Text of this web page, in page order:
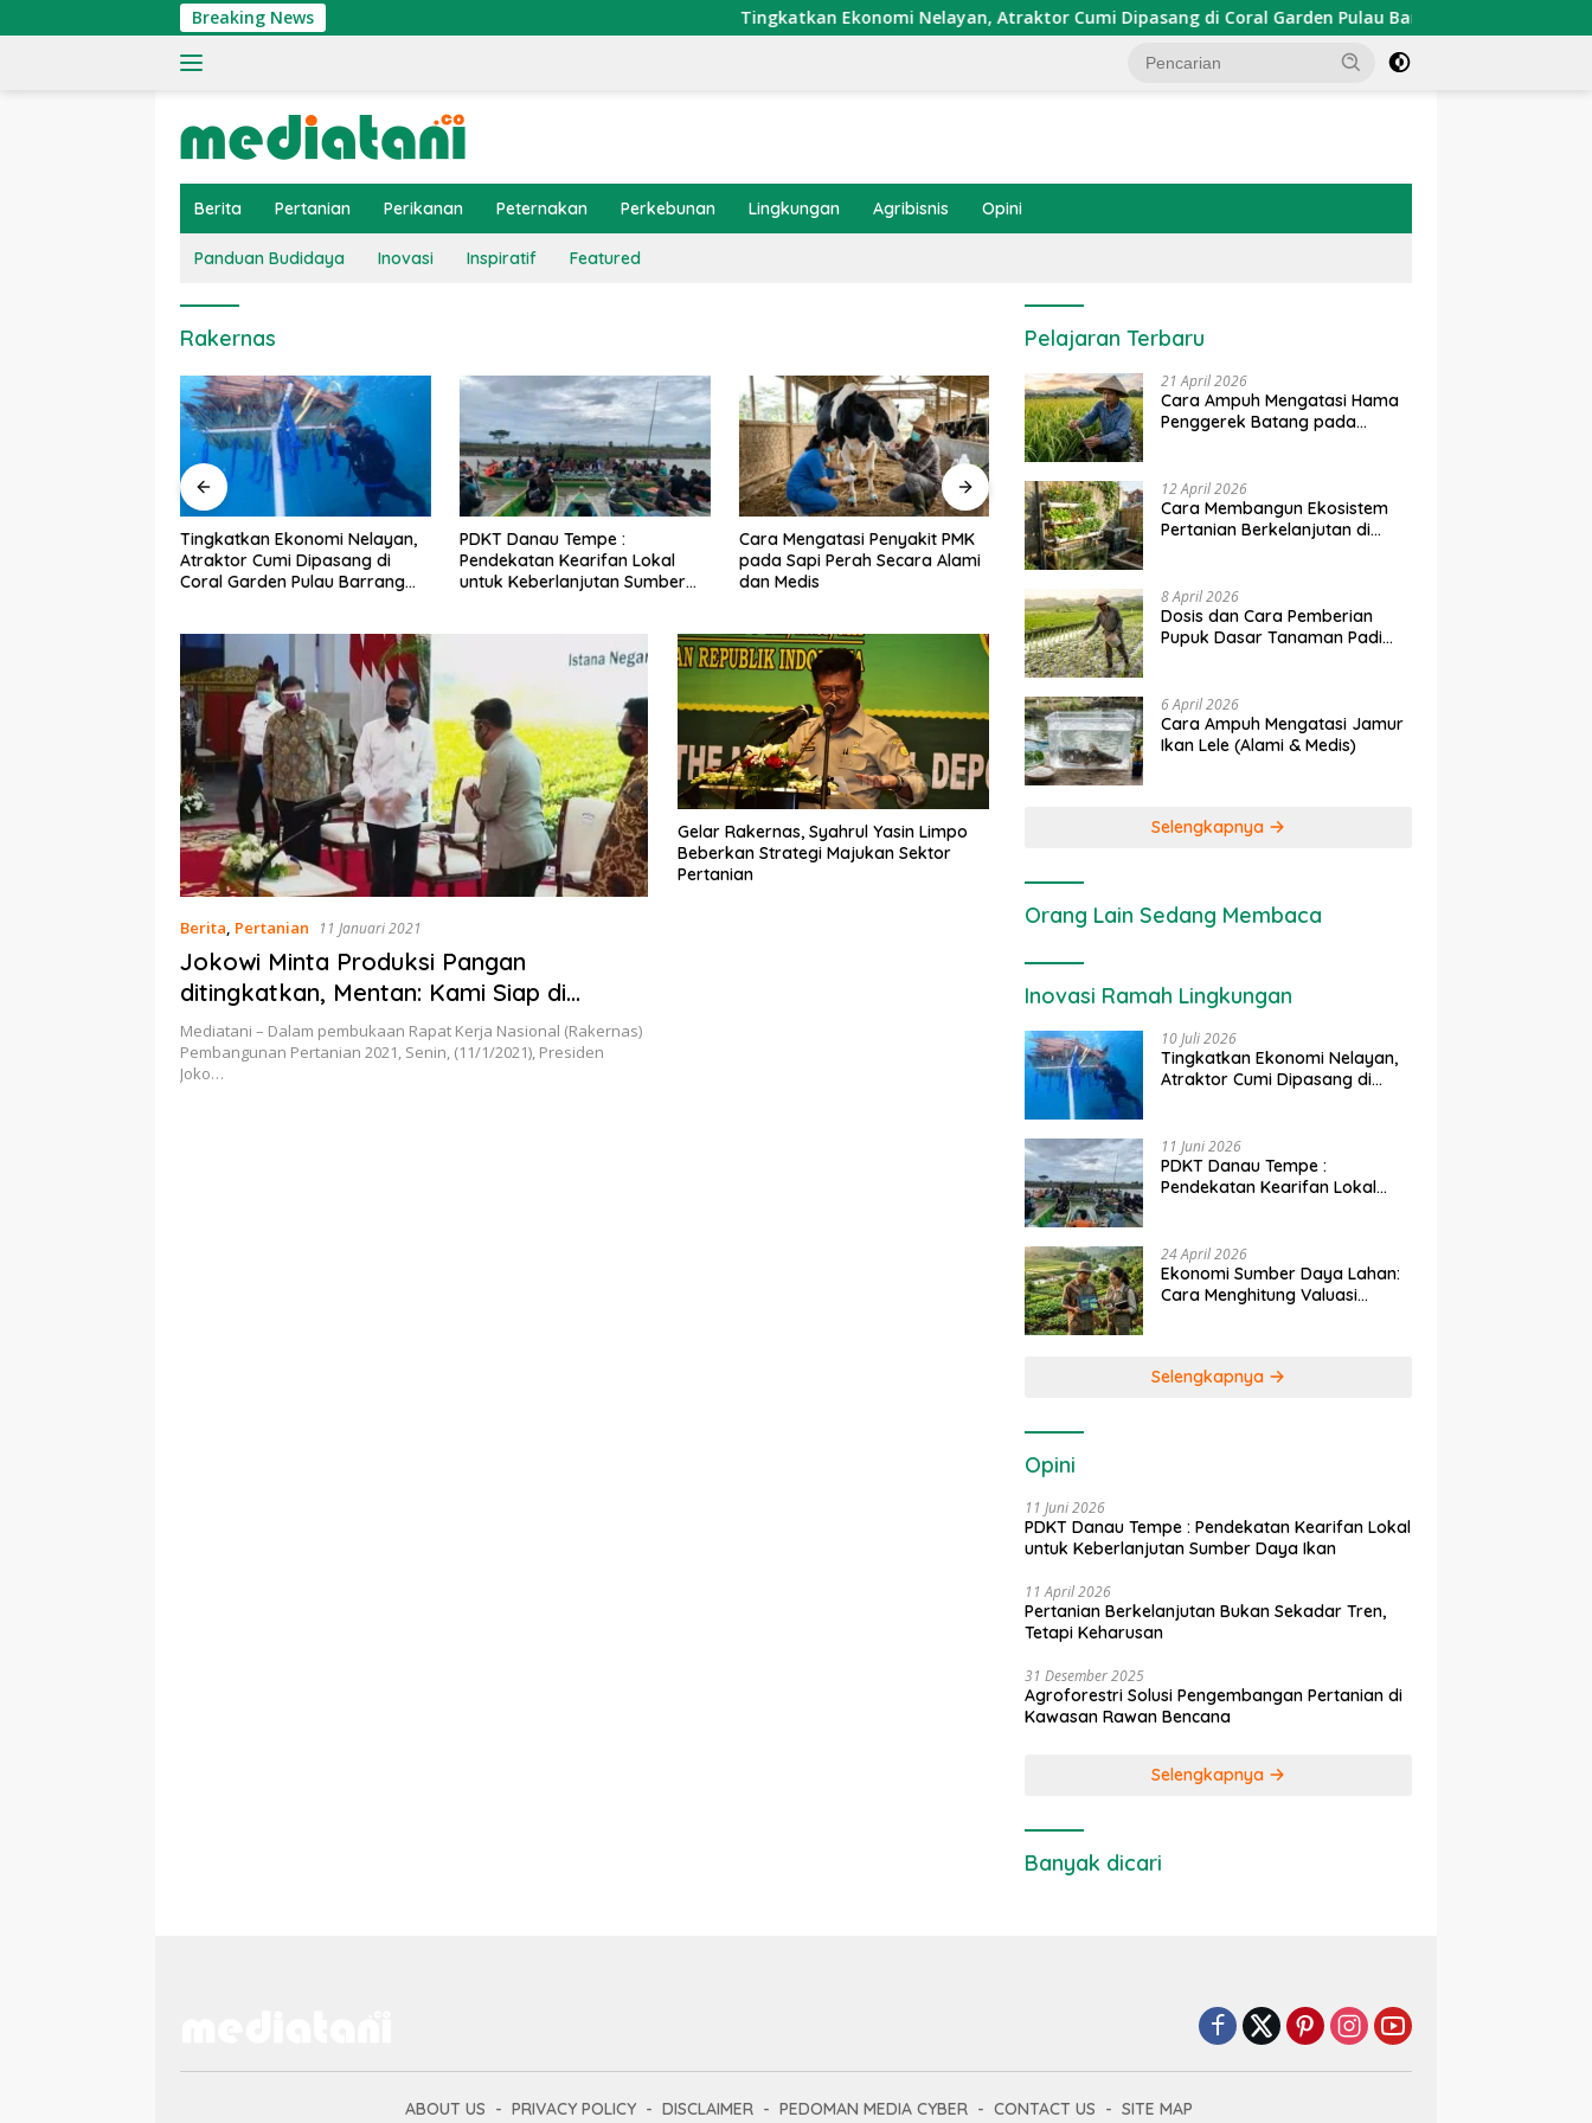
ke
Breaking News Tingkatkan Ekonomi Nelayan, Atraktor Cumi Dipasang di Coral Garden Pulau Barrang Caddi
Berita Pertanian Perikanan Peternakan Perkebunan Lingkungan Agribisnis Opini
Panduan Budidaya Inovasi Inspiratif Featured
Rakernas
PDKT Danau Tempe :
Pendekatan Kearifan Lokal
untuk Keberlanjutan Sumber
Cara Mengatasi Penyakit PMK
pada Sapi Perah Secara Alami
dan Medis
Dosis dan Cara Pemupukan
Tanaman Padi pada Fase
Vegetatif Aktif yang Tepat
Penerapan IoT dalam
Pertanian Modern di Indonesia
Ekonomi Sumber Daya Lahan:
Berita, Pertanian 11 Januari 2021
Jokowi Minta Produksi Pangan
ditingkatkan, Mentan: Kami Siap di
Lapangan
Mediatani – Dalam pembukaan Rapat Kerja Nasional (Rakernas)
Pembangunan Pertanian 2021, Senin, (11/1/2021), Presiden
Joko…
Gelar Rakernas, Syahrul Yasin Limpo
Beberkan Strategi Majukan Sektor
Pertanian
Pelajaran Terbaru
21 April 2026
Cara Ampuh Mengatasi Hama
Penggerek Batang pada
12 April 2026
Cara Membangun Ekosistem
Pertanian Berkelanjutan di
8 April 2026
Dosis dan Cara Pemberian
Pupuk Dasar Tanaman Padi
6 April 2026
Cara Ampuh Mengatasi Jamur
Ikan Lele (Alami & Medis)
Selengkapnya
Orang Lain Sedang Membaca
Inovasi Ramah Lingkungan
10 Juli 2026
Tingkatkan Ekonomi Nelayan,
Atraktor Cumi Dipasang di
11 Juni 2026
PDKT Danau Tempe :
Pendekatan Kearifan Lokal
24 April 2026
Ekonomi Sumber Daya Lahan:
Cara Menghitung Valuasi
Selengkapnya
Opini
11 Juni 2026
PDKT Danau Tempe : Pendekatan Kearifan Lokal
untuk Keberlanjutan Sumber Daya Ikan
11 April 2026
Pertanian Berkelanjutan Bukan Sekadar Tren,
Tetapi Keharusan
31 Desember 2025
Agroforestri Solusi Pengembangan Pertanian di
Kawasan Rawan Bencana
Selengkapnya
Banyak dicari
ABOUT US PRIVACY POLICY DISCLAIMER PEDOMAN MEDIA CYBER CONTACT US SITE MAP